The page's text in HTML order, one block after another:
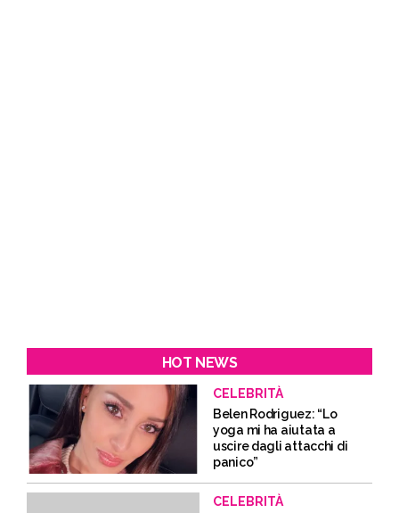
HOT NEWS
CELEBRITÀ
Belen Rodriguez: “Lo
yoga mi ha aiutata a
uscire dagli attacchi di
panico”
CELEBRITÀ